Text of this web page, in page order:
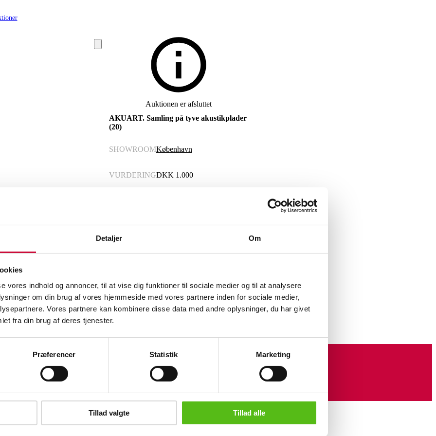
Detaljer Om
vores indhold og annoncer, til at vise dig funktioner til sociale medier og til at analysere
om din brug af vores hjemmeside med vores partnere inden for sociale medier,
Vores partnere kan kombinere disse data med andre oplysninger, du har givet
fra din brug af deres tjenester.
Præferencer Statistik Marketing
Tillad valgte Tillad alle
Auktionen er afsluttet
AKUART. Samling på tyve akustikplader
(20)
SHOWROOMKøbenhavn
VURDERINGDKK 1.000
Beskrivelse
Gør et kup ved at byde på auktioner fra
konkursboer mm.. Se og byd på alle
konkursauktionerne her
og modtag nyheder samt tilbud direkte i din email.